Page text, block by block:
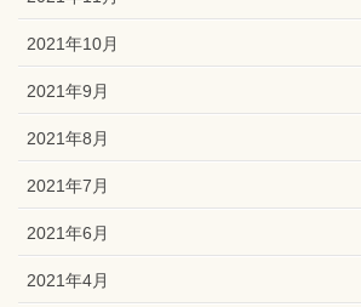
2021年10月
2021年9月
2021年8月
2021年7月
2021年6月
2021年4月